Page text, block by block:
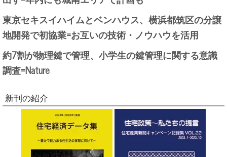
東京セキスイハイムとベンハウス、横浜都筑区の分譲
地開発で初協業=お互いの技術・ノウハウを活用
約7割が物理鍵で管理、小学生の鍵管理に関する意識
調査=Nature
新刊の紹介